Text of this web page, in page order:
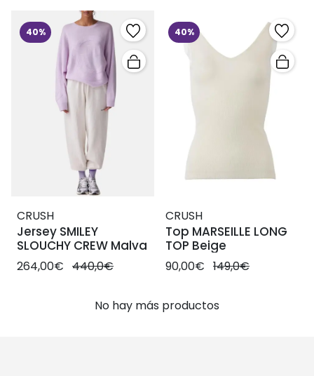
40%
CRUSH
Jersey SMILEY
SLOUCHY CREW Malva
264,00€ 440,0€
40%
CRUSH
Top MARSEILLE LONG
TOP Beige
90,00€ 149,0€
No hay más productos